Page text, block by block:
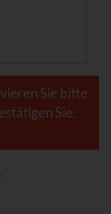
Sie bitte
Sie,